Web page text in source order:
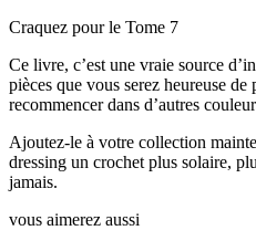
Craquez pour le Tome 7
Ce livre, c’est une vraie source
pièces que vous serez heureuse
recommencer dans d’autres
Ajoutez-le à votre collection
dressing un crochet plus solaire,
jamais.
vous aimerez aussi